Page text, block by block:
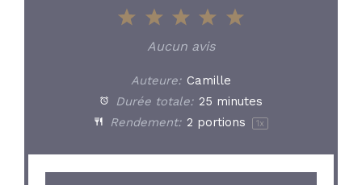
5
4
3
Stars
2
Stars
1
Star
Aucun avis
Auteure: Camille
Durée totale: 25 minutes
Rendement: 2 portions 1x